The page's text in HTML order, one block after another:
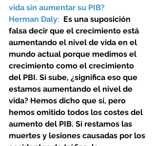
vida sin aumentar su PIB?
Herman Daly: Es una suposición
falsa decir que el crecimiento está
aumentando el nivel de vida en el
mundo actual porque medimos el
crecimiento como el crecimiento
del PBI. Si sube, ¿significa eso que
estamos aumentando el nivel de
vida? Hemos dicho que sí, pero
hemos omitido todos los costes del
aumento del PIB. Si restamos las
muertes y lesiones causadas por los